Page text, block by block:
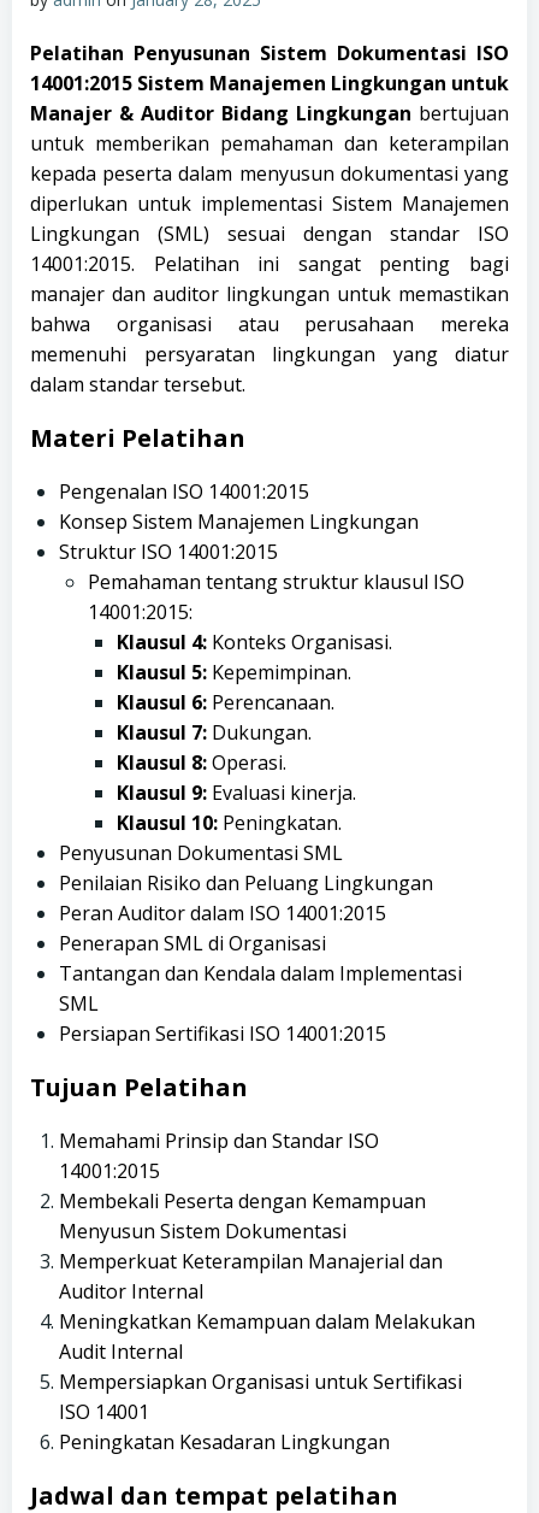
Pelatihan Penyusunan Sistem Dokumentasi ISO
14001:2015 Sistem Manajemen Lingkungan untuk
Manajer & Auditor Bidang Lingkungan bertujuan
untuk memberikan pemahaman dan keterampilan
kepada peserta dalam menyusun dokumentasi yang
diperlukan untuk implementasi Sistem Manajemen
Lingkungan (SML) sesuai dengan standar ISO
14001:2015. Pelatihan ini sangat penting bagi
manajer dan auditor lingkungan untuk memastikan
bahwa organisasi atau perusahaan mereka
memenuhi persyaratan lingkungan yang diatur
dalam standar tersebut.
Materi Pelatihan
Pengenalan ISO 14001:2015
Konsep Sistem Manajemen Lingkungan
Struktur ISO 14001:2015
Pemahaman tentang struktur klausul ISO
14001:2015:
Klausul 4: Konteks Organisasi.
Klausul 5: Kepemimpinan.
Klausul 6: Perencanaan.
Klausul 7: Dukungan.
Klausul 8:Operasi.
Klausul 9: Evaluasi kinerja.
Klausul 10: Peningkatan.
Penyusunan Dokumentasi SML
Penilaian Risiko dan Peluang Lingkungan
Peran Auditor dalam ISO 14001:2015
Penerapan SML di Organisasi
Tantangan dan Kendala dalam Implementasi
SML
Persiapan Sertifikasi ISO 14001:2015
Tujuan Pelatihan
Memahami Prinsip dan Standar ISO
14001:2015
Membekali Peserta dengan Kemampuan
Menyusun Sistem Dokumentasi
Memperkuat Keterampilan Manajerial dan
Auditor Internal
Meningkatkan Kemampuan dalam Melakukan
Audit Internal
Mempersiapkan Organisasi untuk Sertifikasi
ISO 14001
Peningkatan Kesadaran Lingkungan
Jadwal dan tempat pelatihan